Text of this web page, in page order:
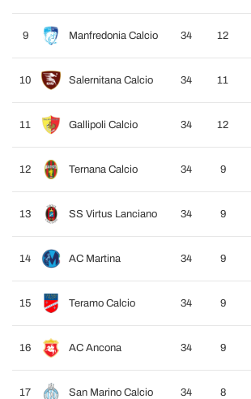
9 Manfredonia Calcio 34 12
10 Salernitana Calcio 34 11
11 Gallipoli Calcio 34 12
12 Ternana Calcio 34 9
13 SS Virtus Lanciano 34 9
14 AC Martina 34 9
15 Teramo Calcio 34 9
16 AC Ancona 34 9
17 San Marino Calcio 34 8